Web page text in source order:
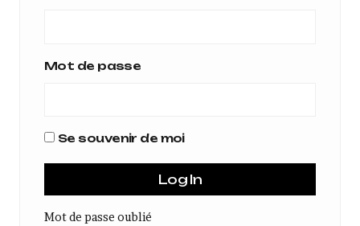
Mot de passe
Se souvenir de moi
Mot de passe oublié